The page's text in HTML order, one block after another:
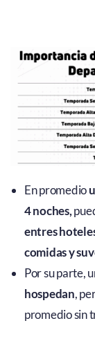
En promedio
4 noches,
entres
comidas y
Por su parte,
hospedan,
promedio sin